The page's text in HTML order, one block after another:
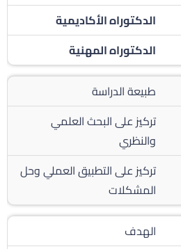
الدكتوراه الأكاديمية
الدكتوراه المهنية
طبيعة الدراسة
تركيز على البحث العلمي
والنظري
تركيز على التطبيق العملي وحل
المشكلات
الهدف